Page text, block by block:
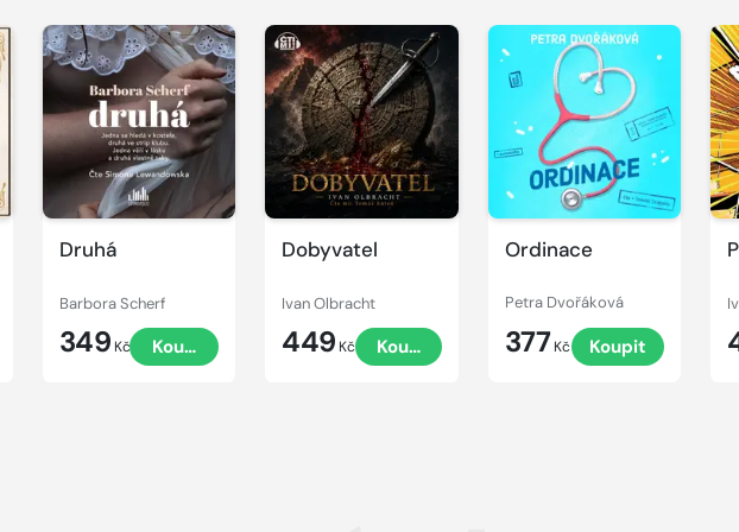
Druhá
Barbora Scherf
349 Kč Koupit
Přehrát
ukázku
Dobyvatel
Ivan Olbracht
449 Kč Koupit
Přehrát
ukázku
Ordinace
Petra Dvořáková
377 Kč Koupit
Přehrát
ukázku